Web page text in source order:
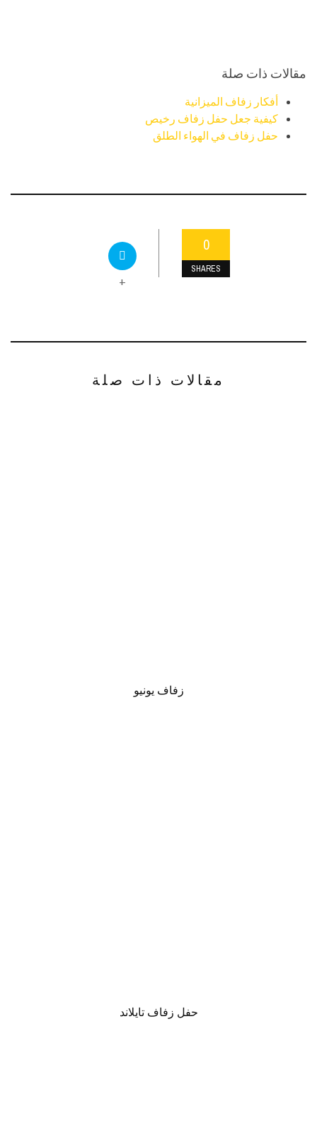
مقالات ذات صلة
أفكار زفاف الميزانية
كيفية جعل حفل زفاف رخيص
حفل زفاف في الهواء الطلق
0
SHARES
+
مقالات ذات صلة
زفاف يونيو
حفل زفاف تايلاند